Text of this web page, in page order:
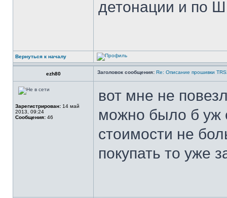
детонации и по
Вернуться к началу
ezh80 Заголовок сообщения: Re: Описание прошивки
Зарегистрирован: 14 май
2013, 09:24
Сообщения: 46
вот мне не
можно было б уж
стоимости не
покупать то уже